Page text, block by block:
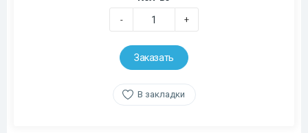
- +
Заказать
В закладки